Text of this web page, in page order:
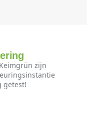
zijn
getest!